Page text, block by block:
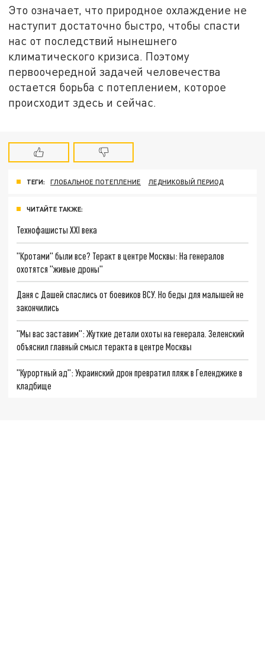
Это означает, что природное охлаждение не
наступит достаточно быстро, чтобы спасти
нас от последствий нынешнего
климатического кризиса. Поэтому
первоочередной задачей человечества
остается борьба с потеплением, которое
происходит здесь и сейчас.
ТЕГИ: ГЛОБАЛЬНОЕ ПОТЕПЛЕНИЕ ЛЕДНИКОВЫЙ ПЕРИОД
ЧИТАЙТЕ ТАКЖЕ:
Технофашисты XXI века
"Кротами" были все? Теракт в центре Москвы: На генералов
охотятся "живые дроны"
Даня с Дашей спаслись от боевиков ВСУ. Но беды для малышей не
закончились
"Мы вас заставим": Жуткие детали охоты на генерала. Зеленский
объяснил главный смысл теракта в центре Москвы
"Курортный ад": Украинский дрон превратил пляж в Геленджике в
кладбище